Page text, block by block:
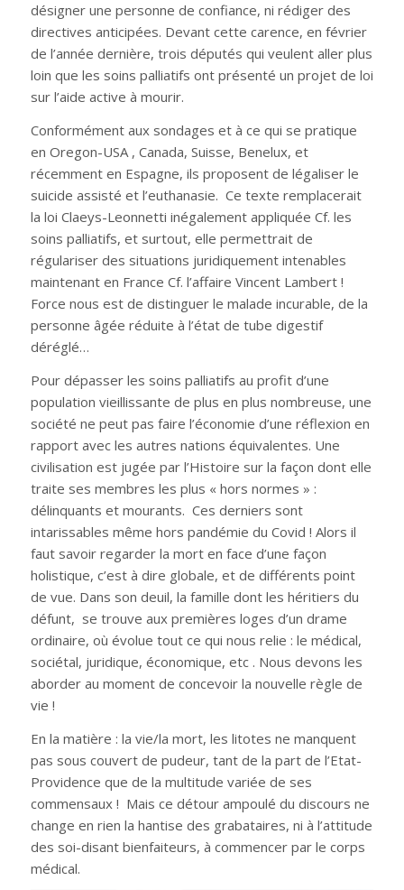
désigner une personne de confiance, ni rédiger des
directives anticipées. Devant cette carence, en février
de l’année dernière, trois députés qui veulent aller plus
loin que les soins palliatifs ont présenté un projet de loi
sur l’aide active à mourir.
Conformément aux sondages et à ce qui se pratique
en Oregon-USA , Canada, Suisse, Benelux, et
récemment en Espagne, ils proposent de légaliser le
suicide assisté et l’euthanasie. Ce texte remplacerait
la loi Claeys-Leonnetti inégalement appliquée Cf. les
soins palliatifs, et surtout, elle permettrait de
régulariser des situations juridiquement intenables
maintenant en France Cf. l’affaire Vincent Lambert !
Force nous est de distinguer le malade incurable, de la
personne âgée réduite à l’état de tube digestif
déréglé…
Pour dépasser les soins palliatifs au profit d’une
population vieillissante de plus en plus nombreuse, une
société ne peut pas faire l’économie d’une réflexion en
rapport avec les autres nations équivalentes. Une
civilisation est jugée par l’Histoire sur la façon dont elle
traite ses membres les plus « hors normes » :
délinquants et mourants. Ces derniers sont
intarissables même hors pandémie du Covid ! Alors il
faut savoir regarder la mort en face d’une façon
holistique, c’est à dire globale, et de différents point
de vue. Dans son deuil, la famille dont les héritiers du
défunt, se trouve aux premières loges d’un drame
ordinaire, où évolue tout ce qui nous relie : le médical,
sociétal, juridique, économique, etc . Nous devons les
aborder au moment de concevoir la nouvelle règle de
vie !
En la matière : la vie/la mort, les litotes ne manquent
pas sous couvert de pudeur, tant de la part de l’Etat-
Providence que de la multitude variée de ses
commensaux ! Mais ce détour ampoulé du discours ne
change en rien la hantise des grabataires, ni à l’attitude
des soi-disant bienfaiteurs, à commencer par le corps
médical.